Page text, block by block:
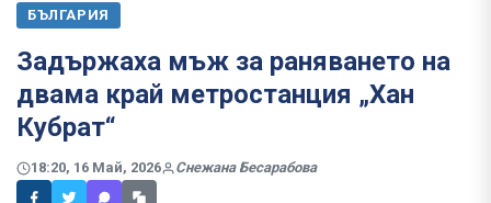
БЪЛГАРИЯ
Задържаха мъж за раняването на
двама край метростанция „Хан
Кубрат“
18:20, 16 Май, 2026 Снежана Бесарабова